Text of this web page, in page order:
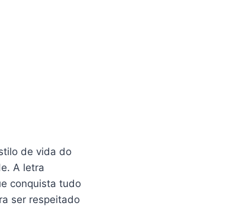
de vida do
A letra
conquista tudo
ser respeitado